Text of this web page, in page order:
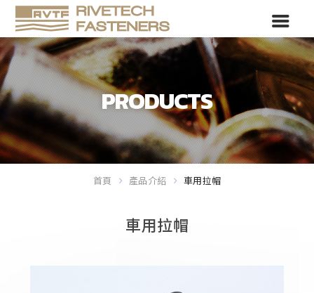
PRODUCTS
首頁 產品介紹 車用拉帽
車用拉帽